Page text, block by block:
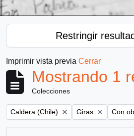
Restringir
Imprimir vista previa Cerrar
Mostrando 1
Colecciones
Remove filter:
Caldera (Chile) Remove filter:
Giras Con